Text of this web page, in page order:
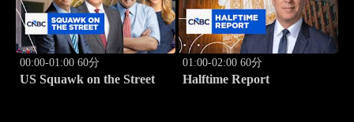
00:00-01:00 60分
US Squawk on the Street
01:00-02:00 60分
Halftime Report